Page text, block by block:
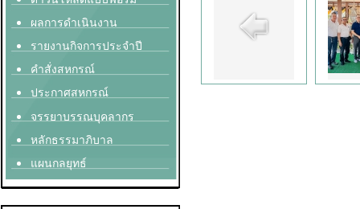
ผลการดำเนินงาน
รายงานกิจการประจำปี
คำสั่งสหกรณ์
ประกาศสหกรณ์
จรรยาบรรณบุคลากร
หลักธรรมาภิบาล
แผนกลยุทธ์